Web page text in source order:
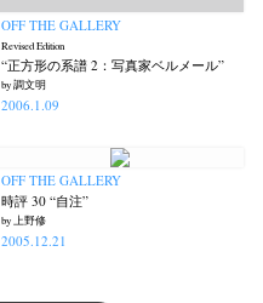
OFF THE GALLERY
Revised Edition
“正方形の系譜 2：写真家ベルメール”
by 調文明
2006.1.09
OFF THE GALLERY
時評 30 “自注”
by 上野修
2005.12.21